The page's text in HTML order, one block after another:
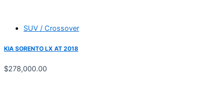
SUV / Crossover
KIA SORENTO LX AT 2018
$278,000.00